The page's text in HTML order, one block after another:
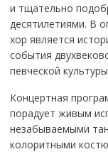
и тщательно
десятилетиями. В
хор является
события
певческой
Концертная
порадует живым
незабываемыми
колоритными